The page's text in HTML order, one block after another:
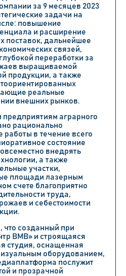
за 9 месяцев 2023
задачи на
повышение
и расширение
поставок, дальнейшее
связей,
переработки за
выращиваемой
продукции, а также
реальные
внешних рынков.
предприятиям аграрного
рационально
в течение всего
состояние
внедрять
а также
участки,
площади лазерным
счете благоприятно
труда,
и себестоимости
что созданный при
ВМВ» и строящаяся
студия, оснащенная
оборудованием,
послужит
и прозрачной